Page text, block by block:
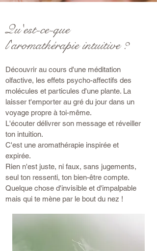
Découvrir au cours d'une méditation
olfactive, les effets psycho-affectifs des
molécules et particules d'une plante. La
laisser t'emporter au gré du jour dans un
voyage propre à toi-même.
L'écouter délivrer son message et réveiller
ton intuition.
C'est une aromathérapie inspirée et
expirée.
Rien n'est juste, ni faux, sans jugements,
seul ton ressenti, ton bien-être compte.
Quelque chose d'invisible et d'impalpable
mais qui te mène par le bout du nez !
Qu'est-ce-que
l'aromathérapie intuitive ?